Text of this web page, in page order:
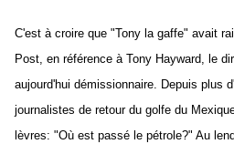
C'est à croire que "Tony la gaffe" avait
Post, en référence à Tony Hayward, le
aujourd'hui démissionnaire. Depuis plus
journalistes de retour du golfe du
lèvres: "Où est passé le pétrole?" Au